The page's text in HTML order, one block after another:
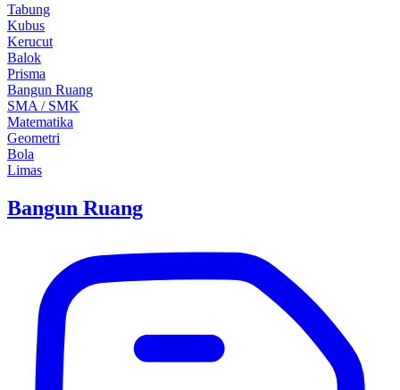
Tabung
Kubus
Kerucut
Balok
Prisma
Bangun Ruang
SMA / SMK
Matematika
Geometri
Bola
Limas
Bangun Ruang